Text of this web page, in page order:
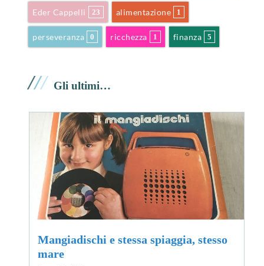
Eder Cappelli 23 alimentazione 1
perseveranza 0 ricchezza 1 finanza 5
/// Gli ultimi…
Mangiadischi e stessa spiaggia, stesso
mare